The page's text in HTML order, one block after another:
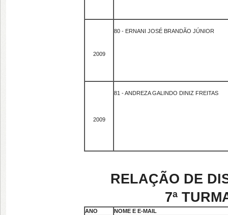
2009
80 - ERNANI JOSÉ BRANDÃO JÚNIOR
2009
81 - ANDREZA GALINDO DINIZ FREITAS
RELAÇÃO DE
7ª
ANO NOME E E-MAIL